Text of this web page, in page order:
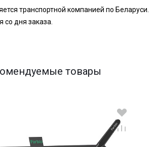
транспортной компанией по Беларуси.
со дня заказа.
товары